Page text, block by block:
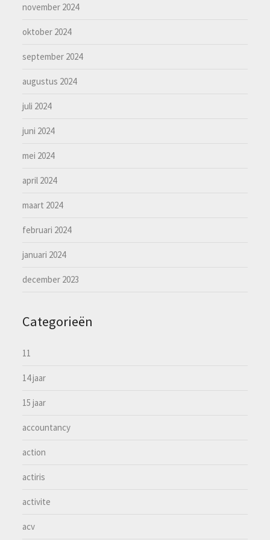
november 2024
oktober 2024
september 2024
augustus 2024
juli 2024
juni 2024
mei 2024
april 2024
maart 2024
februari 2024
januari 2024
december 2023
Categorieën
11
14 jaar
15 jaar
accountancy
action
actiris
activite
acv